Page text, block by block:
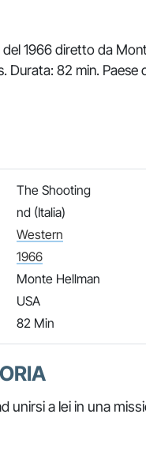
del 1966 diretto da
Durata: 82 min. Paese
The Shooting
nd (Italia)
Western
1966
Monte Hellman
USA
82 Min
unirsi a lei in una